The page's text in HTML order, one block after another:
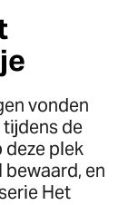
vonden
de
deze plek
en
Het